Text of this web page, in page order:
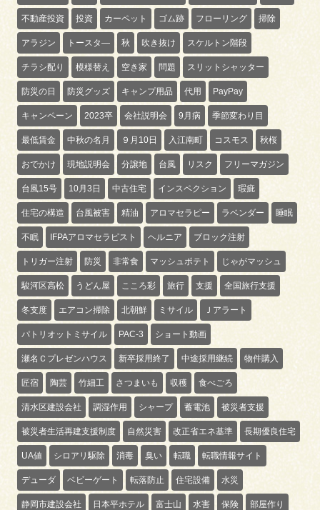
不動産投資 投資 カーペット ゴム跡 フローリング 掃除
アラジン トースタ― 秋 吹き抜け スケルトン階段
チラシ配り 模様替え 空き家 問題 スリットシャッター
防災の日 防災グッズ キャンプ用品 代用 PayPay
キャンペーン 2023卒 会社説明会 9月病 季節変わり目
最低賃金 中秋の名月 ９月10日 入江南町 コスモス 秋桜
おでかけ 現地説明会 分譲地 台風 リスク フリーマガジン
台風15号 10月3日 中古住宅 インスペクション 瑕疵
住宅の構造 台風被害 精油 アロマセラピー ラベンダー 睡眠
不眠 IFPAアロマセラピスト ヘルニア ブロック注射
トリガー注射 防災 非常食 マッシュポテト じゃがマッシュ
駿河区高松 うどん屋 こころ彩 旅行 支援 全国旅行支援
冬支度 エアコン掃除 北朝鮮 ミサイル Ｊアラート
パトリオットミサイル PAC-3 ショート動画
瀬名Ｃプレゼンハウス 新卒採用終了 中途採用継続 物件購入
匠宿 陶芸 竹細工 さつまいも 収穫 食べごろ
清水区建設会社 調湿作用 シャープ 蓄電池 被災者支援
被災者生活再建支援制度 自然災害 改正省エネ基準 長期優良住宅
UA値 シロアリ駆除 消毒 臭い 転職 転職情報サイト
デューダ ベビーゲート 転落防止 住宅設備 水災
静岡市建設会社 日本平ホテル 富士山 水害 保険 部屋作り